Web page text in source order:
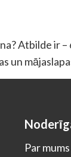
Atbilde ir
un
Par mums